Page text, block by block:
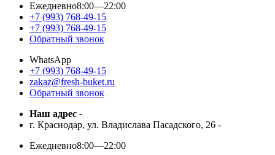
Ежедневно8:00—22:00
+7 (993) 768-49-15
+7 (993) 768-49-15
Обратный звонок
WhatsApp
+7 (993) 768-49-15
zakaz@fresh-buket.ru
Обратный звонок
Наш адрес -
г. Краснодар, ул. Владислава Пасадского, 26 -
Ежедневно8:00—22:00